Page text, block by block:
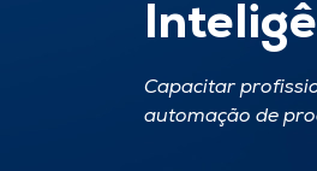
Capacitar
automação de